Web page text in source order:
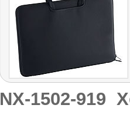
NX-1502-919